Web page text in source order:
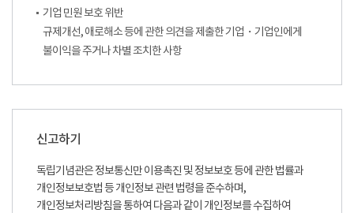
기업 민원 보호 위반
규제개선, 애로해소 등에 관한 의견을 제출한 기업・기업인에게
불이익을 주거나 차별 조치한 사항
신고하기
독립기념관은 정보통신만 이용촉진 및 정보보호 등에 관한 법률과
개인정보보호법 등 개인정보 관련 법령을 준수하며,
개인정보처리방침을 통하여 다음과 같이 개인정보를 수집하여